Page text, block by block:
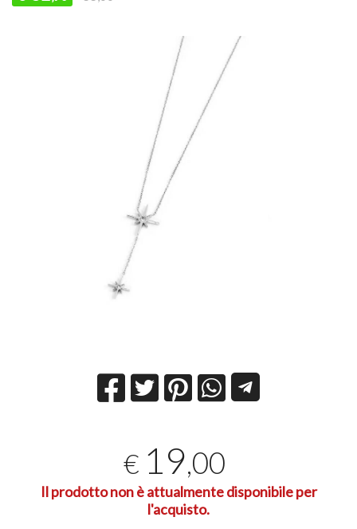
€ 19,00
Il prodotto non è attualmente disponibile per
l'acquisto.